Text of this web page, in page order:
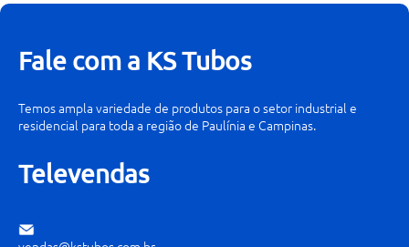
Fale com a KS Tubos
Temos ampla variedade de produtos para o setor industrial e
residencial para toda a região de Paulínia e Campinas.
Televendas